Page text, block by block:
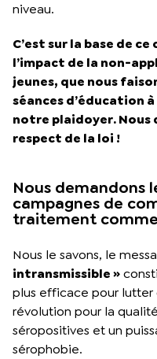
niveau.
C’est sur la base de
l’impact de la non-
jeunes, que nous
séances d’éducation
notre plaidoyer. Nous
respect de la loi !
Nous demandons
campagnes de
traitement
Nous le savons, le
intransmissible »
plus efficace pour
révolution pour la
séropositives et un
sérophobie.